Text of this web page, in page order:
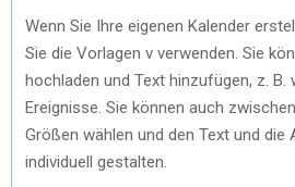
Wenn Sie Ihre eigenen Kalender
Sie die Vorlagen v verwenden. Sie
hochladen und Text hinzufügen, z. B.
Ereignisse. Sie können auch
Größen wählen und den Text und die
individuell gestalten.